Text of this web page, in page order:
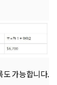
가능합니다.